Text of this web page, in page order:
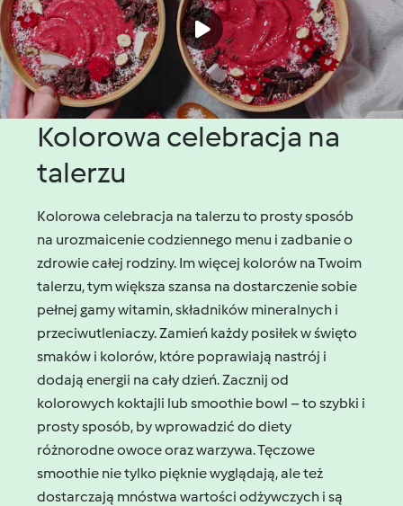
Kolorowa celebracja na
talerzu
Kolorowa celebracja na talerzu to prosty sposób
na urozmaicenie codziennego menu i zadbanie o
zdrowie całej rodziny. Im więcej kolorów na Twoim
talerzu, tym większa szansa na dostarczenie sobie
pełnej gamy witamin, składników mineralnych i
przeciwutleniaczy. Zamień każdy posiłek w święto
smaków i kolorów, które poprawiają nastrój i
dodają energii na cały dzień. Zacznij od
kolorowych koktajli lub smoothie bowl – to szybki i
prosty sposób, by wprowadzić do diety
różnorodne owoce oraz warzywa. Tęczowe
smoothie nie tylko pięknie wyglądają, ale też
dostarczają mnóstwa wartości odżywczych i są